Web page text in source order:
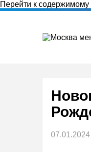
Перейти к содержимому
07.01.2024